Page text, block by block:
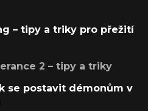
– tipy a triky pro přežití
2 – tipy a triky
se postavit démonům v